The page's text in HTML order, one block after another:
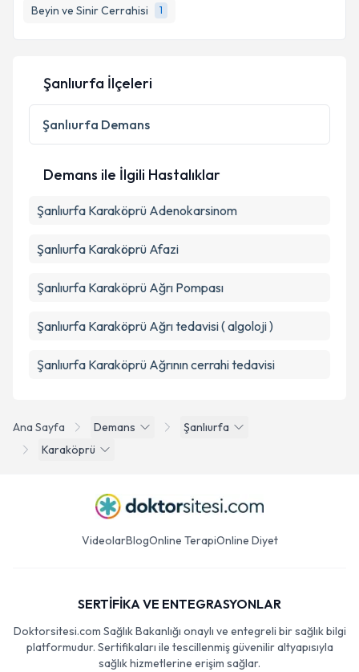
Beyin ve Sinir Cerrahisi
1
Kişisel verilerimin işlenmesine ilişkin
Metni 'ni okudum ve kişisel verilerimin belirtilen
kapsamda işlenmesini kabul ediyorum.
Ana Sayfa Demans
Şanlıurfa
Karaköprü
Şanlıurfa İlçeleri
Şanlıurfa Demans
Demans ile İlgili Hastalıklar
Şanlıurfa Karaköprü Adenokarsinom
Şanlıurfa Karaköprü Afazi
Şanlıurfa Karaköprü Ağrı Pompası
Şanlıurfa Karaköprü Ağrı tedavisi ( algoloji )
Şanlıurfa Karaköprü Ağrının cerrahi tedavisi
VideolarBlogOnline TerapiOnline Diyet
SERTİFİKA VE ENTEGRASYONLAR
Doktorsitesi.com Sağlık Bakanlığı onaylı ve entegreli bir sağlık bilgi
platformudur. Sertifikaları ile tescillenmiş güvenilir altyapısıyla
sağlık hizmetlerine erişim sağlar.